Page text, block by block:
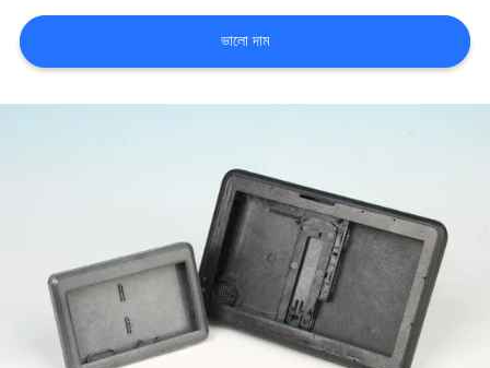
যোগাযোগ
করুন
সাইটম্যাপ
গোপনীয়তা
ভালো দাম